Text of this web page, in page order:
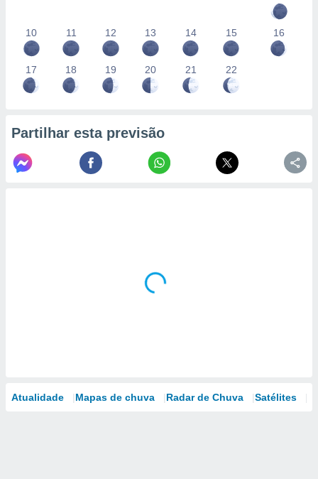
10 11 12 13 14 15 16
17 18 19 20 21 22
Partilhar esta previsão
Atualidade Mapas de chuva Radar de Chuva Satélites